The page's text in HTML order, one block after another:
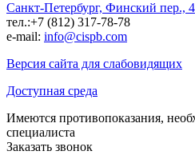
Санкт-Петербург, Финский пер., 4
тел.:+7 (812) 317-78-78
e-mail: info@cispb.com
Версия сайта для слабовидящих
Доступная среда
Имеются противопоказания,
специалиста
Заказать звонок